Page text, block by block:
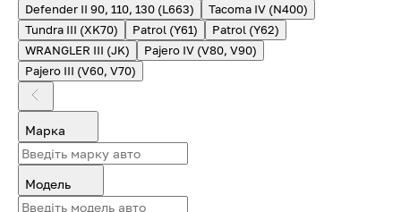
Defender II 90, 110, 130 (L663)
Tacoma IV (N400)
Tundra III (XK70)
Patrol (Y61)
Patrol (Y62)
WRANGLER III (JK)
Pajero IV (V80, V90)
Pajero III (V60, V70)
Марка
Модель